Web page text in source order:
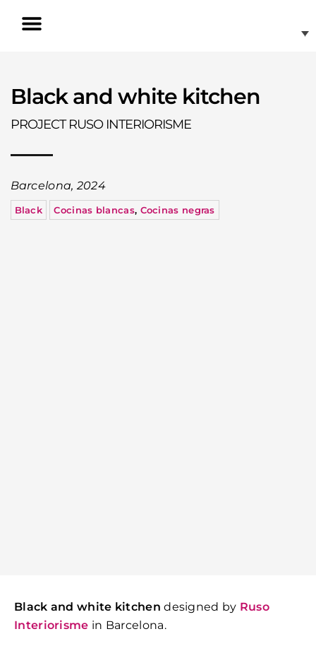
Black and white kitchen
PROJECT RUSO INTERIORISME
Barcelona, 2024
Black Cocinas blancas, Cocinas negras
Black and white kitchen designed by Ruso
Interiorisme in Barcelona.